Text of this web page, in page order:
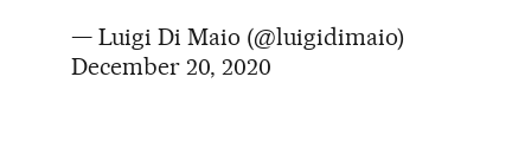
— Luigi Di Maio (@luigidimaio)
December 20, 2020